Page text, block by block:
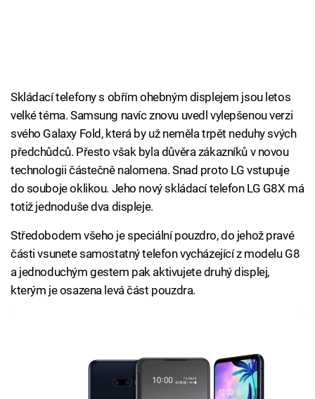
Skládací telefony s obřím ohebným displejem jsou letos
velké téma. Samsung navíc znovu uvedl vylepšenou verzi
svého Galaxy Fold, která by už neměla trpět neduhy svých
předchůdců. Přesto však byla důvěra zákazníků v novou
technologii částečně nalomena. Snad proto LG vstupuje
do souboje oklikou. Jeho nový skládací telefon LG G8X má
totiž jednoduše dva displeje.
Středobodem všeho je speciální pouzdro, do jehož pravé
části vsunete samostatný telefon vycházející z modelu G8
a jednoduchým gestem pak aktivujete druhý displej,
kterým je osazena levá část pouzdra.